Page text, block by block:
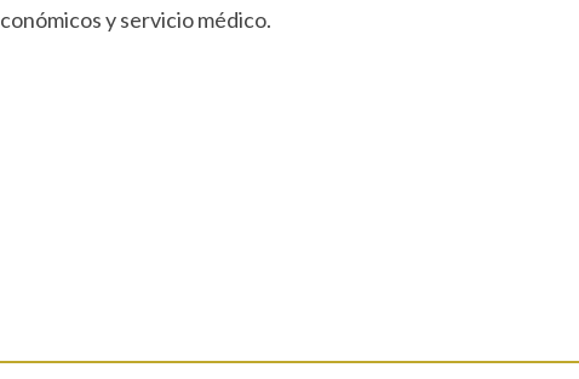
y servicio médico.